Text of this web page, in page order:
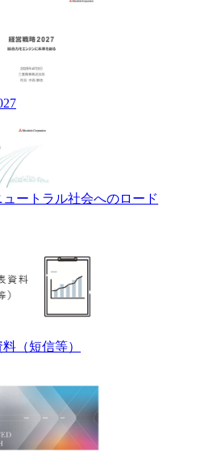
ュートラル社会へのロード
（短信等）